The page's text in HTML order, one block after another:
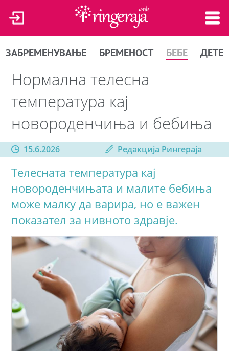
ЗАБРЕМЕНУВАЊЕ БРЕМЕНОСТ БЕБЕ ДЕТЕ
Нормална телесна
температура кај
новороденчиња и бебиња
15.6.2026 Редакција Рингераја
Телесната температура кај
новороденчињата и малите бебиња
може малку да варира, но е важен
показател за нивното здравје.